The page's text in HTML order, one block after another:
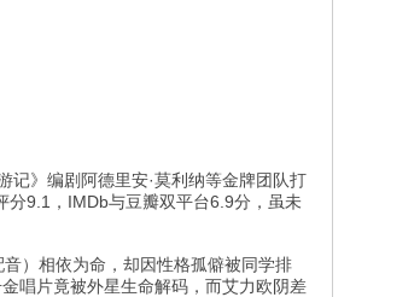
记》编剧阿德里安·莫利纳等金牌团队打
分9.1，IMDb与豆瓣双平台6.9分，虽未
）相依为命，却因性格孤僻被同学排
唱片竟被外星生命解码，而艾力欧阴差